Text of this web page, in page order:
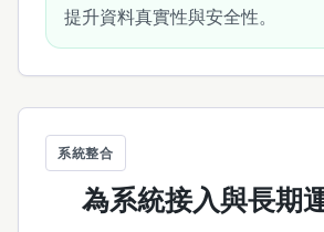
提升資料真實性與安全性。
系統整合
為系統接入與長期